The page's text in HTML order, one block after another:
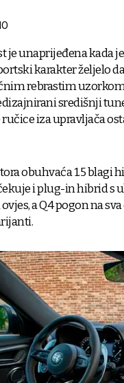
je unaprijeđena kada
karakter željelo
rebrastim
središnji
iza upravljača
obuhvaća 1.5 blagi
i plug-in hibrid s
a Q4 pogon na